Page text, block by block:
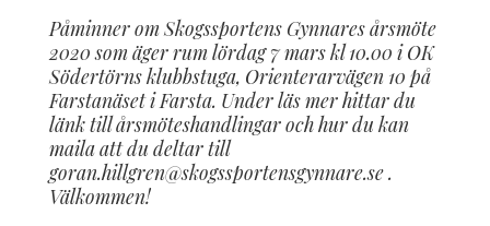
Påminner om Skogssportens Gynnares årsmöte
2020 som äger rum lördag 7 mars kl 10.00 i OK
Södertörns klubbstuga, Orienterarvägen 10 på
Farstanäset i Farsta. Under läs mer hittar du
länk till årsmöteshandlingar och hur du kan
maila att du deltar till
goran.hillgren@skogssportensgynnare.se .
Välkommen!